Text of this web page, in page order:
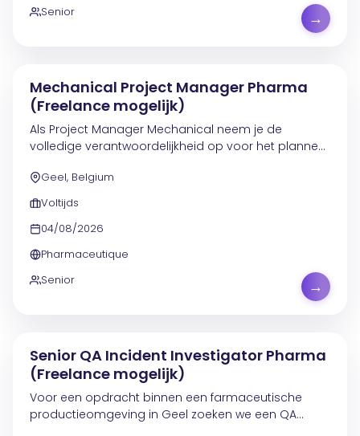
Senior →
Mechanical Project Manager Pharma
(Freelance mogelijk)
Als Project Manager Mechanical neem je de
volledige verantwoordelijkheid op voor het plannen,
projecten binnen een actieve productieomgeving in
pharma of...
Geel, Belgium
Voltijds
04/08/2026
Pharmaceutique
Senior
→
Senior QA Incident Investigator Pharma
(Freelance mogelijk)
Voor een opdracht binnen een farmaceutische
productieomgeving in Geel zoeken we een QA